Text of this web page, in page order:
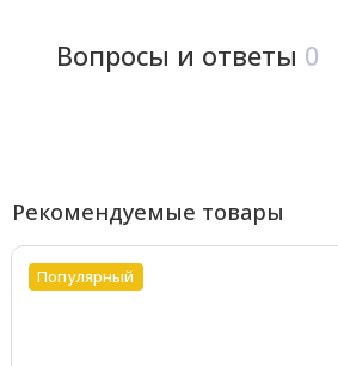
Вопросы и ответы 0
Рекомендуемые товары
Популярный